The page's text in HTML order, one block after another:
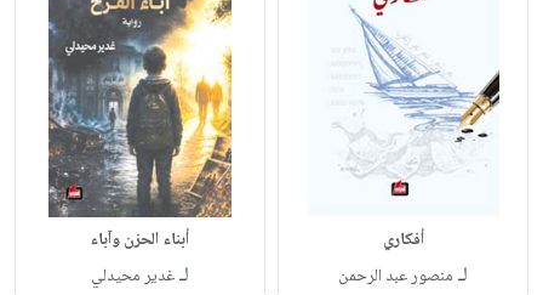
أفكاري
لـ منصور عبد الرحمن
أبناء الحزن وآباء
لـغدير محيدلي